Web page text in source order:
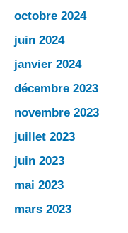
octobre 2024
juin 2024
janvier 2024
décembre 2023
novembre 2023
juillet 2023
juin 2023
mai 2023
mars 2023